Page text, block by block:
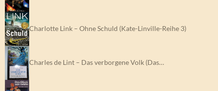
Charlotte Link – Ohne Schuld (Kate-Linville-Reihe 3)
Charles de Lint – Das verborgene Volk (Das…